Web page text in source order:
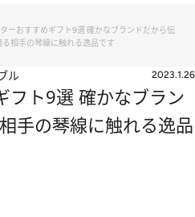
ーおすすめギフト9選 確かなブランドだから伝
る相手の琴線に触れる逸品です
ル 2023.1.26
フト9選 確かなブラン
手の琴線に触れる逸品